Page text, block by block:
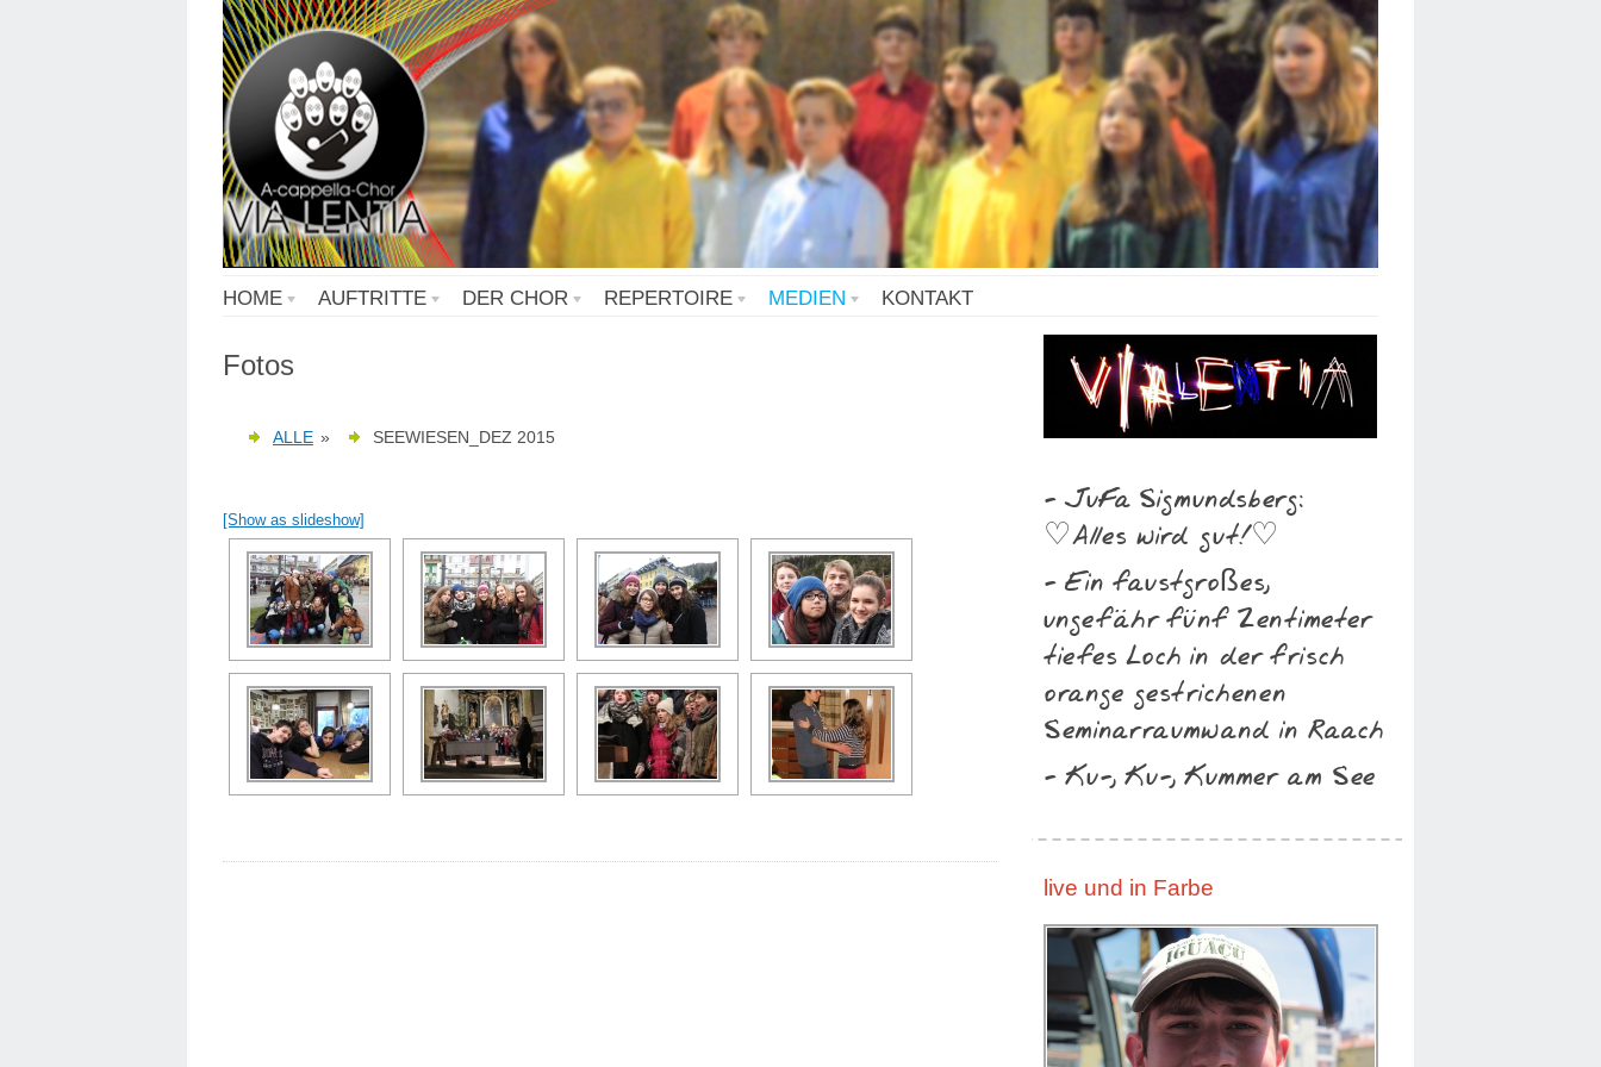
HOME AUFTRITTE DER CHOR REPERTOIRE MEDIEN KONTAKT
Fotos
ALLE » SEEWIESEN_DEZ 2015
[Show as slideshow]
- JuFa Sigmundsberg:
♡Alles wird gut!♡
- Ein faustgroßes,
ungefähr fünf Zentimeter
tiefes Loch in der frisch
orange gestrichenen
Seminarraumwand in Raach
- Ku-, Ku-, Kummer am See
live und in Farbe